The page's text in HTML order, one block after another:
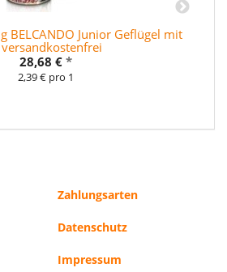
BELCANDO Junior Geflügel mit
versandkostenfrei
28,68 € *
2,39 € pro 1
Zahlungsarten
Datenschutz
Impressum